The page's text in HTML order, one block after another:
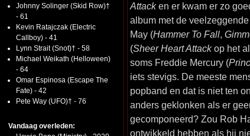
Johnny Solinger (Skid Row)†
- 61
Kevin Ratajczak (Electric
Callboy) - 41
Lynn Strait (Snot)† - 58
Michael Weikath (Helloween)
- 64
Omar Espinosa (Escape The
Fate) - 42
Pete Way (UFO)† - 76
Vandaag overleden:
Attacken er kwam er zo
album met de
May (Hammer To Fall,
(Sheer Heart Attackop het
soms Freddie Mercury (
iets stevigs. De meeste
popband en dat is niet ten
anders geklonken als er
gecomponeerd? Zou Rob
ontwikkeld hebben als hij